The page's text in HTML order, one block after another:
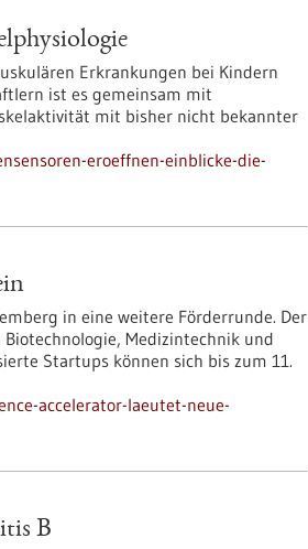
Erkrankungen bei Kindern
ist es gemeinsam mit
mit bisher nicht bekannter
eroeffnen-einblicke-die-
in eine weitere Förderrunde. Der
Medizintechnik und
Startups können sich bis zum 11.
accelerator-laeutet-neue-
B